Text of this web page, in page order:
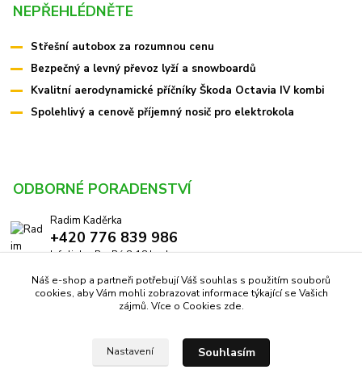
NEPŘEHLÉDNĚTE
Střešní autobox za rozumnou cenu
Bezpečný a levný převoz lyží a snowboardů
Kvalitní aerodynamické příčníky Škoda Octavia IV kombi
Spolehlivý a cenově příjemný nosič pro elektrokola
ODBORNÉ PORADENSTVÍ
Radim Kaděrka
+420 776 839 986
Infolinka: Po-Pá 8-18 hod.
info@pricniky.cz
Náš e-shop a partneři potřebují Váš souhlas s použitím souborů
cookies, aby Vám mohli zobrazovat informace týkající se Vašich
zájmů. Více o Cookies zde.
Nastavení Souhlasím